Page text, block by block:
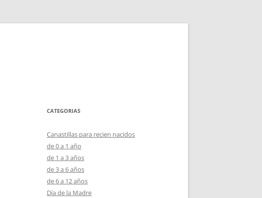
CATEGORIAS
Canastillas para recien nacidos
de 0 a 1 año
de 1 a 3 años
de 3 a 6 años
de 6 a 12 años
Día de la Madre